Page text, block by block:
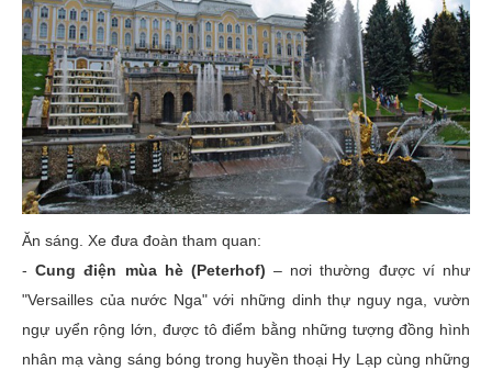
Ăn sáng. Xe đưa đoàn tham quan:
-Cung điện mùa hè (Peterhof) – nơi thường được ví như
"Versailles của nước Nga" với những dinh thự nguy nga, vườn
ngự uyển rộng lớn, được tô điểm bằng những tượng đồng hình
nhân mạ vàng sáng bóng trong huyền thoại Hy Lạp cùng những